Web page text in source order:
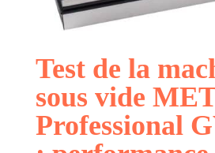
Test de la
sous vide
Professional